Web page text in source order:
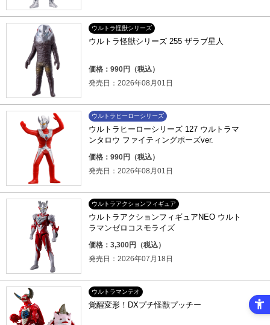
ウルトラ怪獣シリーズ
ウルトラ怪獣シリーズ 255 ザラブ星人
価格：990円（税込）
発売日：2026年08月01日
ウルトラヒーローシリーズ
ウルトラヒーローシリーズ 127 ウルトラマ
ンタロウ ファイティングポーズver.
価格：990円（税込）
発売日：2026年08月01日
ウルトラアクションフィギュア
ウルトラアクションフィギュアNEO ウルト
ラマンゼロコスモライズ
価格：3,300円（税込）
発売日：2026年07月18日
ウルトラマンテオ
覚醒変形！DXプチ怪獣プッチー